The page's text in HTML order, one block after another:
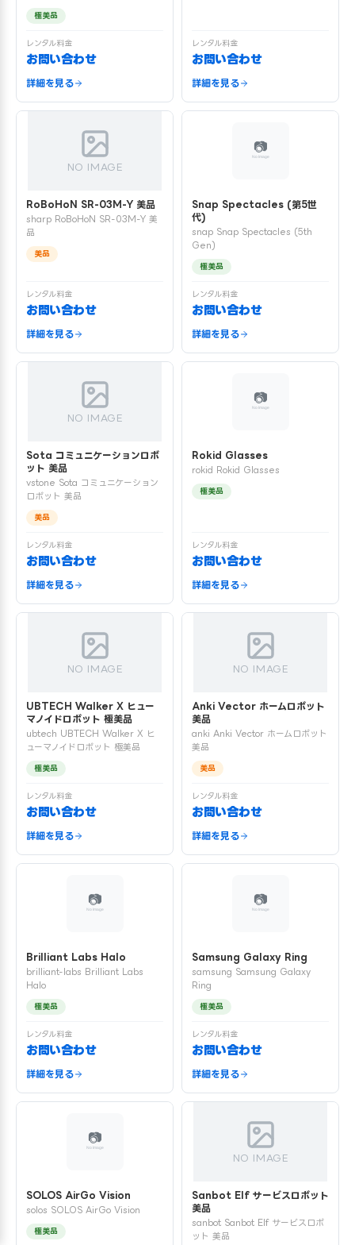
極美品
レンタル料金
お問い合わせ
詳細を見る
レンタル料金
お問い合わせ
詳細を見る
NO IMAGE
RoBoHoN SR-03M-Y 美品
sharp RoBoHoN SR-03M-Y 美
品
美品
レンタル料金
お問い合わせ
詳細を見る
Snap Spectacles (第5世
代)
snap Snap Spectacles (5th
Gen)
極美品
レンタル料金
お問い合わせ
詳細を見る
NO IMAGE
Sota コミュニケーションロボ
ット 美品
vstone Sota コミュニケーション
ロボット 美品
美品
レンタル料金
お問い合わせ
詳細を見る
Rokid Glasses
rokid Rokid Glasses
極美品
レンタル料金
お問い合わせ
詳細を見る
NO IMAGE
UBTECH Walker X ヒュー
マノイドロボット 極美品
ubtech UBTECH Walker X ヒ
ューマノイドロボット 極美品
極美品
レンタル料金
お問い合わせ
詳細を見る
NO IMAGE
Anki Vector ホームロボット
美品
anki Anki Vector ホームロボット
美品
美品
レンタル料金
お問い合わせ
詳細を見る
Brilliant Labs Halo
brilliant-labs Brilliant Labs
Halo
極美品
レンタル料金
お問い合わせ
詳細を見る
Samsung Galaxy Ring
samsung Samsung Galaxy
Ring
極美品
レンタル料金
お問い合わせ
詳細を見る
SOLOS AirGo Vision
solos SOLOS AirGo Vision
極美品
NO IMAGE
Sanbot Elf サービスロボット
美品
sanbot Sanbot Elf サービスロボ
ット 美品